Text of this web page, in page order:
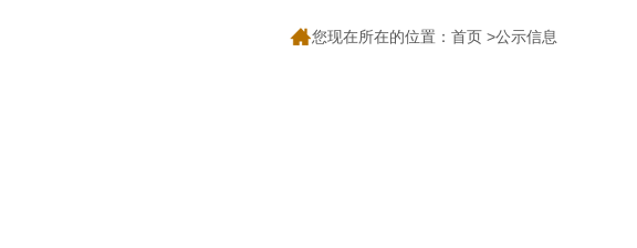
您现在所在的位置： 首页 >公示信息